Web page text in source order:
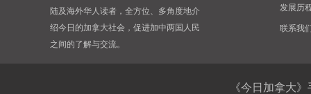
陆及海外华人读者，全方位、多角度地介
绍今日的加拿大社会，促进加中两国人民
之间的了解与交流。
发展历
联系我
《今日加拿大